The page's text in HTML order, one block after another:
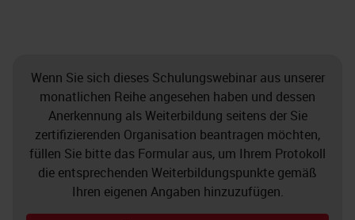
Wenn Sie sich dieses Schulungswebinar aus unserer
monatlichen Reihe angesehen haben und dessen
Anerkennung als Weiterbildung seitens der Sie
zertifizierenden Organisation beantragen möchten,
füllen Sie bitte das Formular aus, um Ihrem Protokoll
die entsprechenden Weiterbildungspunkte gemäß
Ihren eigenen Angaben hinzuzufügen.